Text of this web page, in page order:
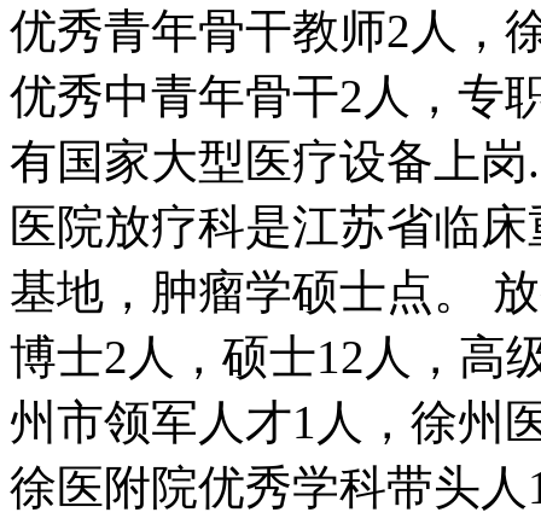
优秀青年骨干教师2人，
优秀中青年骨干2人，专
有国家大型医疗设备上岗
医院放疗科是江苏省临
基地，肿瘤学硕士点。
博士2人，硕士12人，高
州市领军人才1人，徐州
徐医附院优秀学科带头